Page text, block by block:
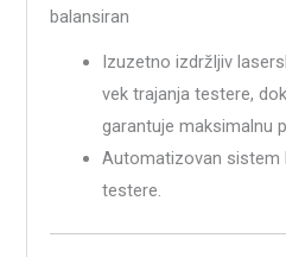
balansiran
Izuzetno izdržljiv
vek trajanja testere,
garantuje maksimalnu
Automatizovan sistem
testere.